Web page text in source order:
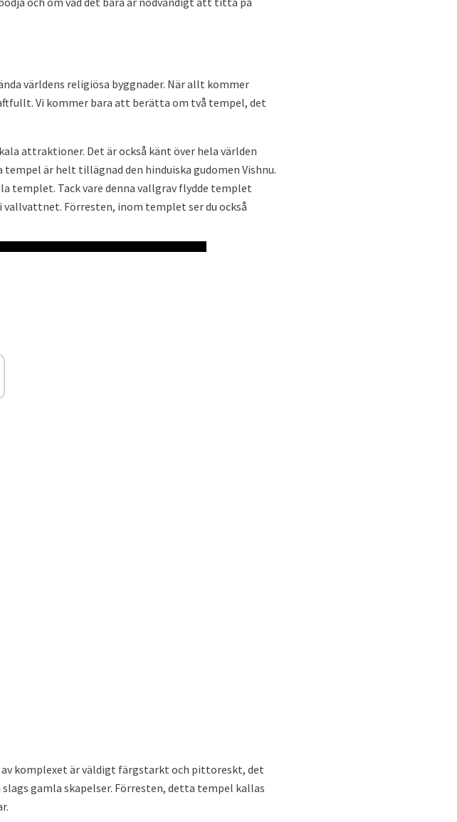
världens religiösa byggnader. När allt kommer
Vi kommer bara att berätta om två tempel, det
attraktioner. Det är också känt över hela världen
är helt tillägnad den hinduiska gudomen Vishnu.
templet. Tack vare denna vallgrav flydde templet
vallvattnet. Förresten, inom templet ser du också
komplexet är väldigt färgstarkt och pittoreskt, det
gamla skapelser. Förresten, detta tempel kallas